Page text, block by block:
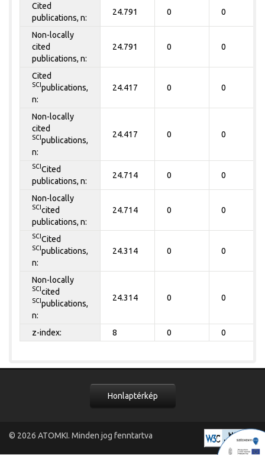
Cited
publications, n:
24.791 0 0
Non-locally
cited
publications, n:
24.791 0 0
Cited
SCI publications,
n:
24.417 0 0
Non-locally
cited
SCI publications,
n:
24.417 0 0
SCI Cited
publications, n:
24.714 0 0
Non-locally
SCI cited
publications, n:
24.714 0 0
SCI Cited
SCI publications,
n:
24.314 0 0
Non-locally
SCI cited
SCI publications,
n:
24.314 0 0
z-index: 8 0 0
Honlaptérkép
© 2026 ATOMKI. Minden jog fenntartva